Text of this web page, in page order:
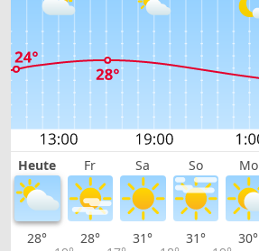
Heute Fr Sa So Mo
28°
28°
31°
31°
30°